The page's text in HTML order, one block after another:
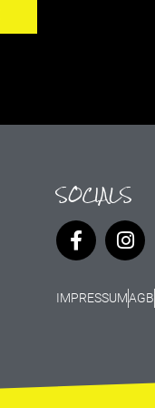
SOCIALS
IMPRESSUMAGB